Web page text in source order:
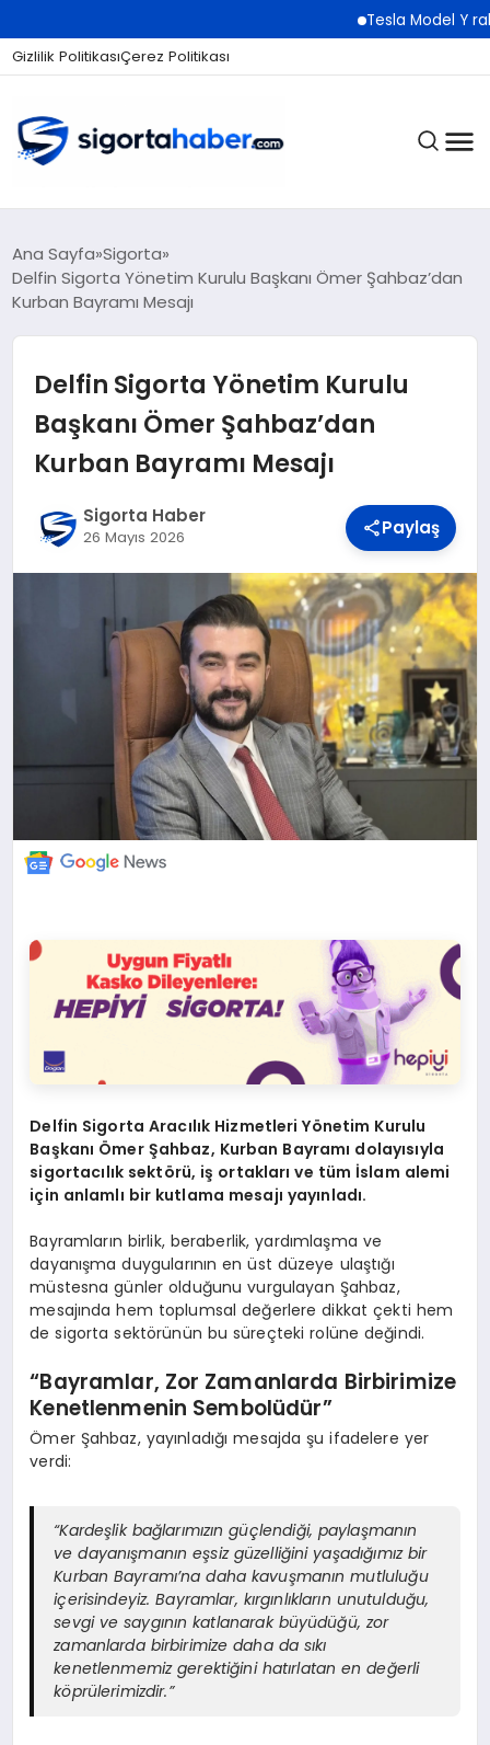
Tesla Model Y rakibi
Gizlilik PolitikasıÇerez Politikası
SIGORTA
EKONOMI
BILIM VE TEKNOLOJI
OTOMOBIL
Ana Sayfa Sigorta
Delfin Sigorta Yönetim Kurulu Başkanı Ömer Şahbaz’dan
Kurban Bayramı Mesajı
Delfin Sigorta Yönetim Kurulu
Başkanı Ömer Şahbaz’dan
Kurban Bayramı Mesajı
Sigorta Haber
26 Mayıs 2026 Paylaş
Delfin Sigorta Aracılık Hizmetleri Yönetim Kurulu
Başkanı Ömer Şahbaz, Kurban Bayramı dolayısıyla
sigortacılık sektörü, iş ortakları ve tüm İslam alemi
için anlamlı bir kutlama mesajı yayınladı.
Bayramların birlik, beraberlik, yardımlaşma ve
dayanışma duygularının en üst düzeye ulaştığı
müstesna günler olduğunu vurgulayan Şahbaz,
mesajında hem toplumsal değerlere dikkat çekti hem
de sigorta sektörünün bu süreçteki rolüne değindi.
“Bayramlar, Zor Zamanlarda Birbirimize
Kenetlenmenin Sembolüdür”
Ömer Şahbaz, yayınladığı mesajda şu ifadelere yer
verdi:
“Kardeşlik bağlarımızın güçlendiği, paylaşmanın
ve dayanışmanın eşsiz güzelliğini yaşadığımız bir
Kurban Bayramı’na daha kavuşmanın mutluluğu
içerisindeyiz. Bayramlar, kırgınlıkların unutulduğu,
sevgi ve saygının katlanarak büyüdüğü, zor
zamanlarda birbirimize daha da sıkı
kenetlenmemiz gerektiğini hatırlatan en değerli
köprülerimizdir.”